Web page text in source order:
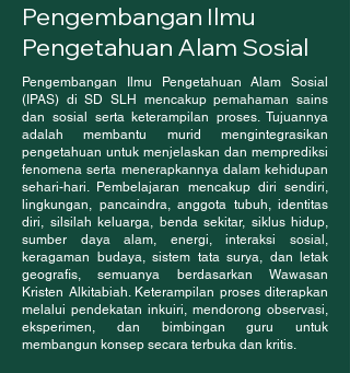
Pengembangan Ilmu
Pengetahuan Alam Sosial
Pengembangan Ilmu Pengetahuan Alam Sosial
(IPAS) di SD SLH mencakup pemahaman sains
dan sosial serta keterampilan proses. Tujuannya
adalah membantu murid mengintegrasikan
pengetahuan untuk menjelaskan dan memprediksi
fenomena serta menerapkannya dalam kehidupan
sehari-hari. Pembelajaran mencakup diri sendiri,
lingkungan, pancaindra, anggota tubuh, identitas
diri, silsilah keluarga, benda sekitar, siklus hidup,
sumber daya alam, energi, interaksi sosial,
keragaman budaya, sistem tata surya, dan letak
geografis, semuanya berdasarkan Wawasan
Kristen Alkitabiah. Keterampilan proses diterapkan
melalui pendekatan inkuiri, mendorong observasi,
eksperimen, dan bimbingan guru untuk
membangun konsep secara terbuka dan kritis.